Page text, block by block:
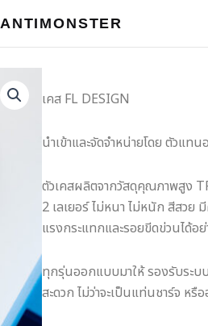
ANTIMONSTER
เคส FL DESIGN
นำเข้าและจัดจำหน่ายโดย ตัวแ
ตัวเคสผลิตจากวัสดุคุณภาพสูง
2 เลเยอร์ ไม่หนา ไม่หนัก สีสวย
แรงกระแทกและรอยขีดข่วนได้อ
ทุกรุ่นออกแบบมาให้ รองรับระบ
สะดวก ไม่ว่าจะเป็นแท่นชาร์จ ห